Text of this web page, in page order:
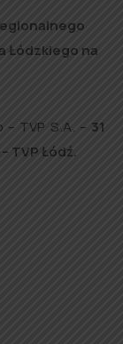
Łódzkiego na
TVP S.A. – 31
TVP Łódź.